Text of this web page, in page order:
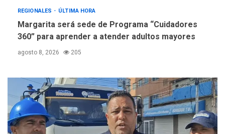
REGIONALES ÚLTIMA HORA
Margarita será sede de Programa “Cuidadores
360” para aprender a atender adultos mayores
agosto 8, 2026 205